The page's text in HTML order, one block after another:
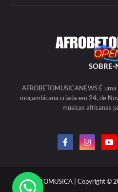
SOBRE-
AFROBETOMUSICANEWS É
moçambicana criada em 24, de
músicas africanas
AFROBETOMUSICA | Copyright